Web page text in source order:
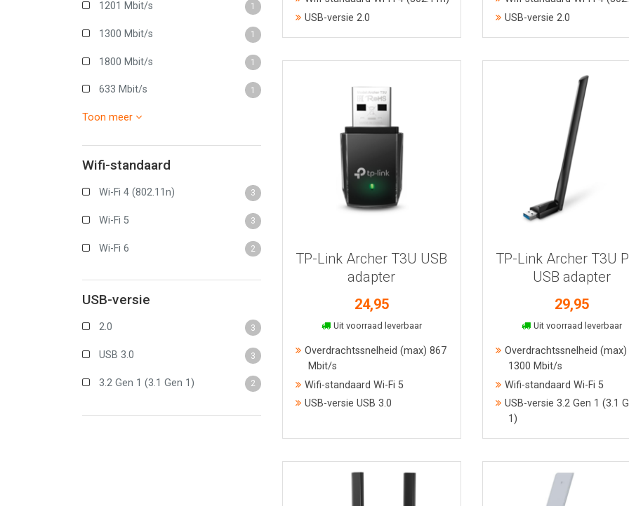
1201 Mbit/s 1
1300 Mbit/s 1
1800 Mbit/s 1
633 Mbit/s 1
Toon meer
Wifi-standaard
Wi-Fi 4 (802.11n) 3
Wi-Fi 5 3
Wi-Fi 6 2
USB-versie
2.0 3
USB 3.0 3
3.2 Gen 1 (3.1 Gen 1) 2
USB-versie 2.0
USB-versie 2.0
Bekijk meer informatie
TP-Link Archer T3U USB
adapter
24,95
Uit voorraad leverbaar
In winkelmand
Overdrachtssnelheid (max) 867
Mbit/s
Wifi-standaard Wi-Fi 5
USB-versie USB 3.0
Bekijk meer informatie
TP-Link Archer T3U
USB adapter
29,95
Uit voorraad leverbaar
In winkelmand
Overdrachtssnelheid (max)
1300 Mbit/s
Wifi-standaard Wi-Fi 5
USB-versie 3.2 Gen 1 (3.1
1)